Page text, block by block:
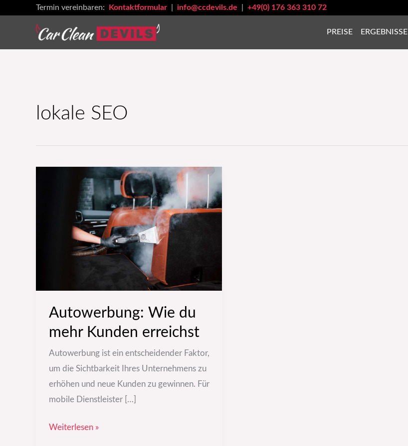
Termin vereinbaren: Kontaktformular info@ccdevils.de +49(0) 176 363 310 72
PREISE ERGEBNISSE
lokale SEO
Autowerbung: Wie du
mehr Kunden erreichst
Autowerbung ist ein entscheidender Faktor,
um die Sichtbarkeit Ihres Unternehmens zu
erhöhen und neue Kunden zu gewinnen. Für
mobile Dienstleister […]
Autowerbung:
Kunden
erreichst
Weiterlesen »